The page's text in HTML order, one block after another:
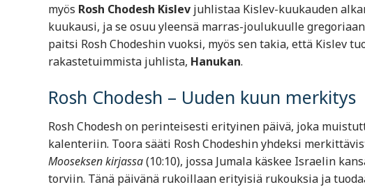
myös Rosh Chodesh Kislevjuhlistaa Kislev-kuukauden
kuukausi, ja se osuu yleensä marras-joulukuulle
paitsi Rosh Chodeshin vuoksi, myös sen takia, että Kislev
rakastetuimmista juhlista, Hanukan.
Rosh Chodesh – Uuden kuun merkitys
Rosh Chodesh on perinteisesti erityinen päivä, joka
kalenteriin. Toora sääti Rosh Chodeshin yhdeksi
Mooseksen kirjassa(10:10), jossa Jumala käskee Israelin
torviin. Tänä päivänä rukoillaan erityisiä rukouksia ja